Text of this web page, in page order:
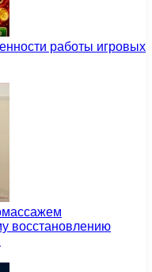
работы игровых
восстановлению